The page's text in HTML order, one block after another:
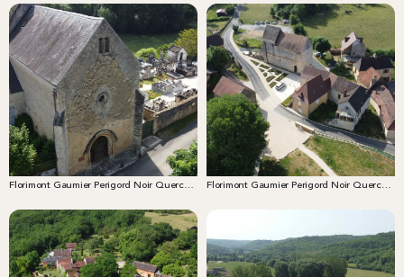
Florimont Gaumier Perigord Noir Quercy Village Gaumier Patrimoine _église de Gaumier Florimont Gaumier Perigord Noir Quercy Village Florimont